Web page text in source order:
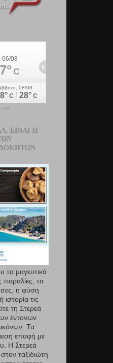
ΕΊΝΑΙ Η
τα µαγευτικά
παραλίες, τα
η φύση
τις
τη Στερεά
έντονων
Τα
επαφή µε
Η Στερεά
ταξιδιώτη